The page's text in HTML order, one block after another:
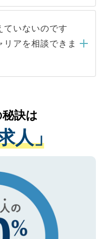
応募が殺到する場
件に合った人材の
するケースが増え
ません。内定先へ
パートナーが行い
とはありませんの
サイトからの登録
様の個人情報は、
および転職活動の
ます。お預かりし
タはご本人の許可
についての厳密な
者のみに付与され
を取得済みです。
ご安心ください。
ていないのです
アを相談できま
機関の状況や紹介
切なアドバイスを
ぐにご転職をされ
ポートが可能です
さい。
訣は
人」